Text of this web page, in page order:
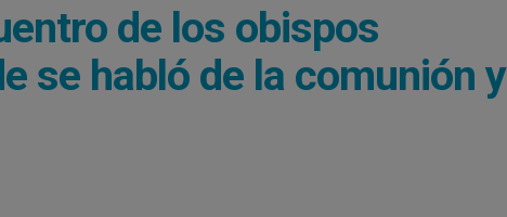
de los obispos
se habló de la comunión y